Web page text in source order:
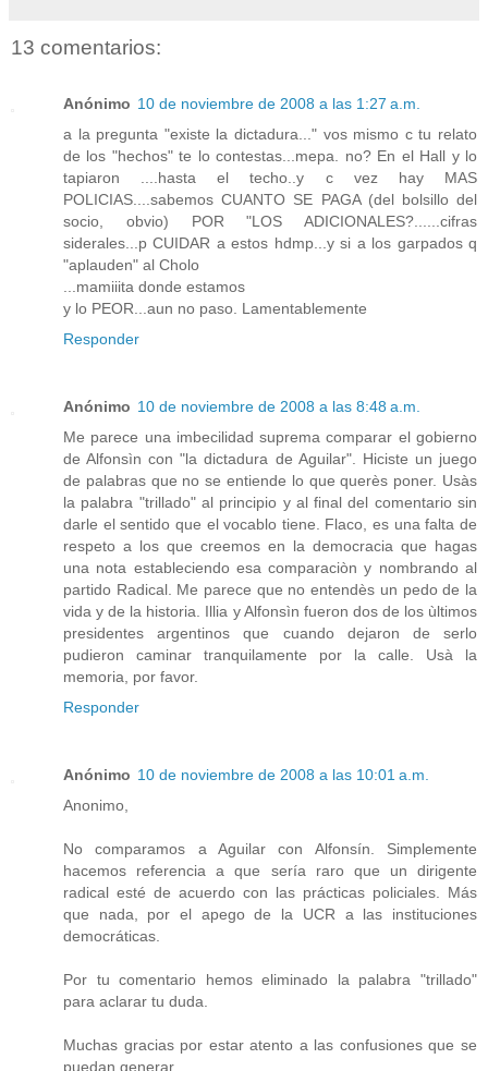
13 comentarios:
Anónimo 10 de noviembre de 2008 a las 1:27 a.m.
a la pregunta "existe la dictadura..." vos mismo c tu relato
de los "hechos" te lo contestas...mepa. no? En el Hall y lo
tapiaron ....hasta el techo..y c vez hay MAS
POLICIAS....sabemos CUANTO SE PAGA (del bolsillo del
socio, obvio) POR "LOS ADICIONALES?......cifras
siderales...p CUIDAR a estos hdmp...y si a los garpados q
"aplauden" al Cholo
...mamiiita donde estamos
y lo PEOR...aun no paso. Lamentablemente
Responder
Anónimo 10 de noviembre de 2008 a las 8:48 a.m.
Me parece una imbecilidad suprema comparar el gobierno
de Alfonsìn con "la dictadura de Aguilar". Hiciste un juego
de palabras que no se entiende lo que querès poner. Usàs
la palabra "trillado" al principio y al final del comentario sin
darle el sentido que el vocablo tiene. Flaco, es una falta de
respeto a los que creemos en la democracia que hagas
una nota estableciendo esa comparaciòn y nombrando al
partido Radical. Me parece que no entendès un pedo de la
vida y de la historia. Illia y Alfonsìn fueron dos de los ùltimos
presidentes argentinos que cuando dejaron de serlo
pudieron caminar tranquilamente por la calle. Usà la
memoria, por favor.
Responder
Anónimo 10 de noviembre de 2008 a las 10:01 a.m.
Anonimo,
No comparamos a Aguilar con Alfonsín. Simplemente
hacemos referencia a que sería raro que un dirigente
radical esté de acuerdo con las prácticas policiales. Más
que nada, por el apego de la UCR a las instituciones
democráticas.
Por tu comentario hemos eliminado la palabra "trillado"
para aclarar tu duda.
Muchas gracias por estar atento a las confusiones que se
puedan generar.